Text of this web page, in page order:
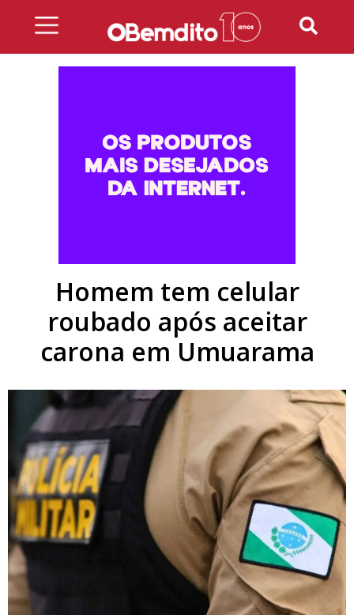
Homem tem celular
roubado após aceitar
carona em Umuarama